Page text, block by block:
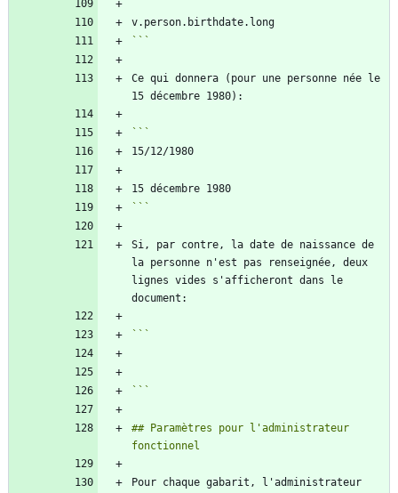
```
Ce qui donnera (pour une personne née le
```
Si, par contre, la date de naissance de
la personne n'est pas renseignée, deux
lignes vides s'afficheront dans le
```
## Paramètres pour l'administrateur
Pour chaque gabarit, l'administrateur